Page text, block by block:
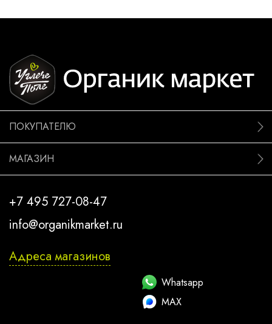
ПОКУПАТЕЛЮ
МАГАЗИН
+7 495 727-08-47
info@organikmarket.ru
Адреса магазинов
Whatsapp
MAX